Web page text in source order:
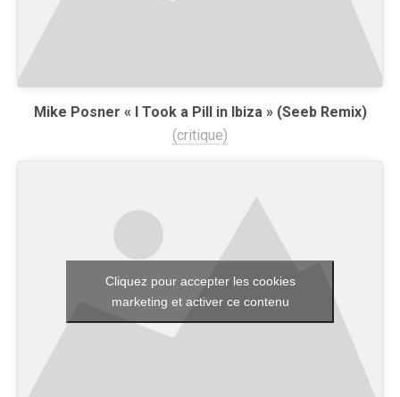
Mike Posner « I Took a Pill in Ibiza » (Seeb Remix)
(critique)
Cliquez pour accepter les cookies
marketing et activer ce contenu